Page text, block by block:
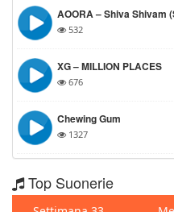
AOORA – Shiva Shivam
532
XG – MILLION PLACES
676
Chewing Gum
1327
Top Suonerie